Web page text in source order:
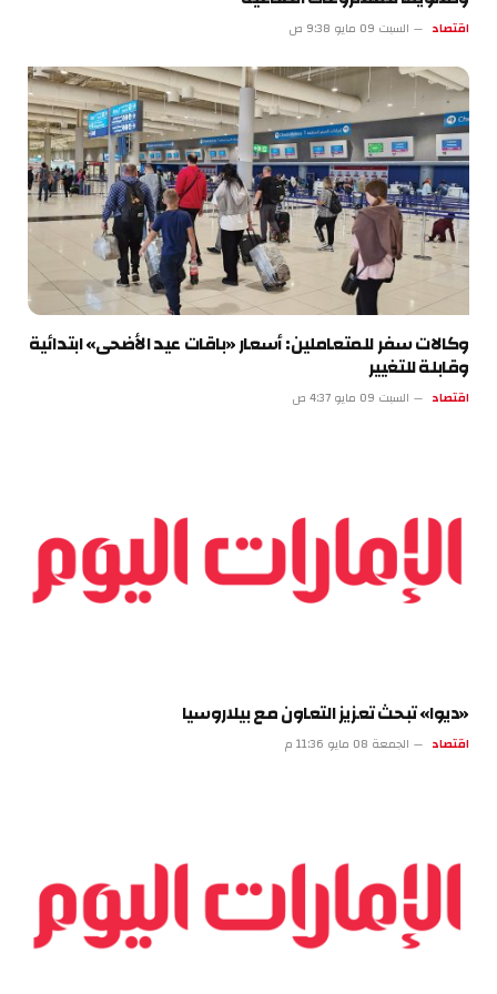
اقتصاد السبت 09 مايو 9:38 ص
وكالات سفر للمتعاملين: أسعار «باقات عيد الأضحى» ابتدائية
وقابلة للتغيير
اقتصاد السبت 09 مايو 4:37 ص
«ديوا» تبحث تعزيز التعاون مع بيلاروسيا
اقتصاد الجمعة 08 مايو 11:36 م